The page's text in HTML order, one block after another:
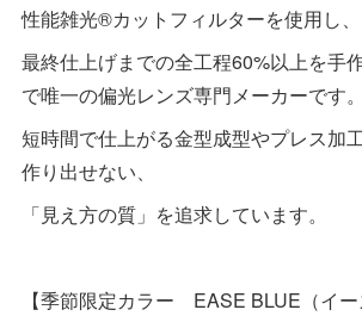
性能雑光®カットフィルターを使用し、
最終仕上げまでの全工程60%以上を手
で唯一の偏光レンズ専門メーカーです。
短時間で仕上がる金型成型やプレス加
作り出せない、
「見え方の質」を追求しています。
【季節限定カラー EASE BLUE（イー